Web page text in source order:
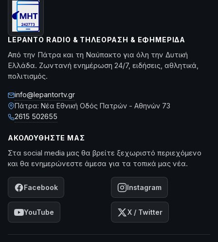
LEPANTO RADIO & ΤΗΛΕΌΡΑΣΗ & ΕΦΗΜΕΡΊΔΑ
Από την Πάτρα και τη Ναύπακτο για όλη την Δυτική
Ελλάδα. Ζωντανή ενημέρωση 24/7, ειδήσεις, αθλητικά,
πολιτισμός.
info@lepantortv.gr
Πάτρα: Νέα Εθνική Οδός Πατρών - Αθηνών 73
2615 502655
ΑΚΟΛΟΥΘΉΣΤΕ ΜΑΣ
Στα social media μας θα βρείτε ξεχωριστό περιεχόμενο
και θα ενημερώνεστε άμεσα για τα τοπικά μας νέα.
Facebook Instagram
YouTube X / Twitter